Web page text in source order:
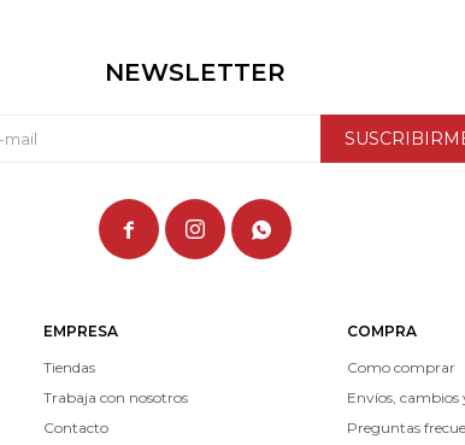
EMPRESA
Tiendas
Trabaja con nosotros
Contacto
COMPRA
Como comprar
Envíos, cambios
Preguntas
NEWSLETTER
  